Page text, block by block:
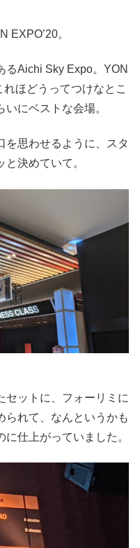
EXPO’20。
るAichi Sky Expo。YON
ほどうってつけなとこ
にベストな会場。
を思わせるように、スタ
決めていて。
セットに、フォーリミに
られて、なんというかも
仕上がっていました。